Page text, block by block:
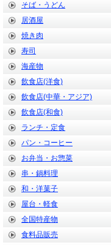
そば・うどん
居酒屋
焼き肉
寿司
海産物
飲食店(洋食)
飲食店(中華・アジア)
飲食店(和食)
ランチ・定食
パン・コーヒー
お弁当・お惣菜
串・鍋料理
和・洋菓子
屋台・軽食
全国特産物
食料品販売